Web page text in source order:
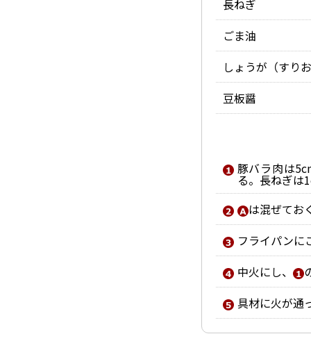
長ねぎ
ごま油
しょうが（すり
豆板醤
豚バラ肉は
る。長ねぎは
は混ぜてお
フライパンに
中火にし、
具材に火が通